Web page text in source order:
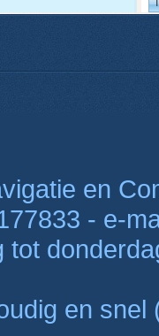
en
- e-
tot
en snel